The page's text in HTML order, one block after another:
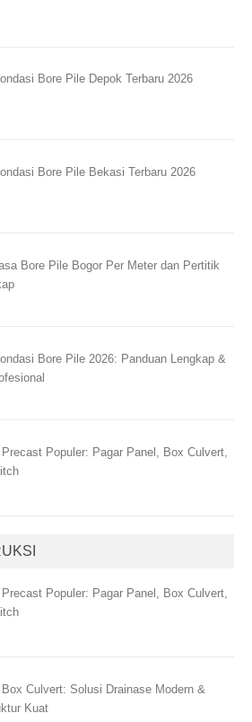
Bore Pile Depok Terbaru 2026
Bore Pile Bekasi Terbaru 2026
Bore Pile Bogor Per Meter dan Pertitik
Bore Pile 2026: Panduan Lengkap &
Populer: Pagar Panel, Box Culvert,
Populer: Pagar Panel, Box Culvert,
Culvert: Solusi Drainase Modern &
Kuat